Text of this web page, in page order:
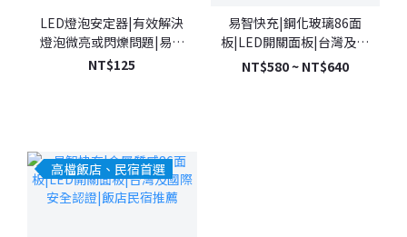
LED燈泡安定器|有效解決
燈泡微亮或閃爍問題|易智
快充
NT$125
易智快充|鋼化玻璃86面
板|LED開關面板|台灣及國
際安全認證|飯店民宿推薦
NT$580 ~ NT$640
高檔飯店、民宿首選